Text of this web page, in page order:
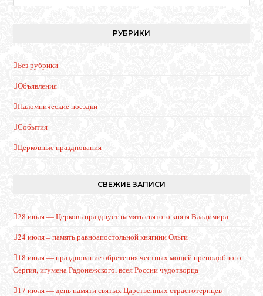
РУБРИКИ
Без рубрики
Объявления
Паломнические поездки
События
Церковные празднования
СВЕЖИЕ ЗАПИСИ
28 июля — Церковь празднует память святого князя Владимира
24 июля – память равноапостольной княгини Ольги
18 июля — празднование обретения честных мощей преподобного
Сергия, игумена Радонежского, всея России чудотворца
17 июля — день памяти святых Царственных страстотерпцев